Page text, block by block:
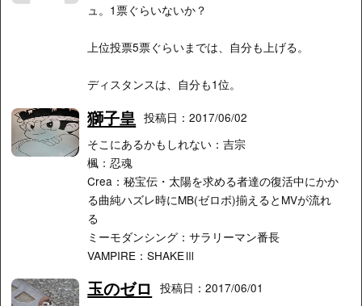
ュ。1票ぐらいないか？
上位投票5票ぐらいまでは、自分も上げる。
ディスタンスは、自分も1位。
獅子皇 投稿日：2017/06/02
そこにあるかもしれない：吉宗
楓：忍魂
Crea：秘宝伝・太陽を求める者達の復活中にかか
る曲純ハズレ時にMB(ゼロボ)揃えるとMVが流れ
る
ミーモダンシング：サラリーマン番長
VAMPIRE：SHAKEⅢ
玉のゼロ
投稿日：2017/06/01